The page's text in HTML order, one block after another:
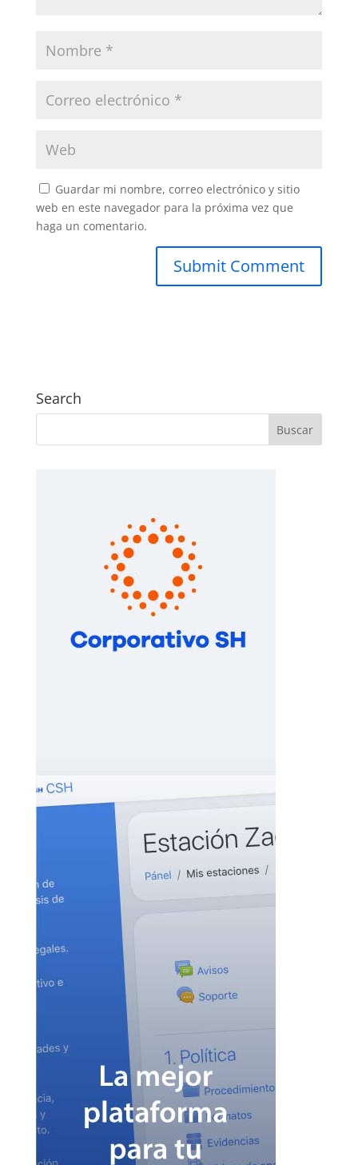
Guardar mi nombre, correo electrónico y sitio
web en este navegador para la próxima vez que
haga un comentario.
Search